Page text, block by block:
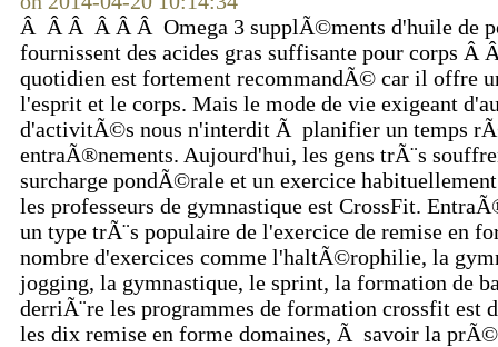
Â Â Â Â Â Â Omega 3 supplÃ©ments d'huile de
fournissent des acides gras suffisante pour corps
quotidien est fortement recommandÃ© car il
l'esprit et le corps. Mais le mode de vie exigeant
d'activitÃ©s nous n'interdit Ã planifier un temps
entraÃ®nements. Aujourd'hui, les gens trÃ¨s
surcharge pondÃ©rale et un exercice
les professeurs de gymnastique est CrossFit.
un type trÃ¨s populaire de l'exercice de remise en
nombre d'exercices comme l'haltÃ©rophilie, la
jogging, la gymnastique, le sprint, la formation de
derriÃ¨re les programmes de formation crossfit
les dix remise en forme domaines, Ã savoir la